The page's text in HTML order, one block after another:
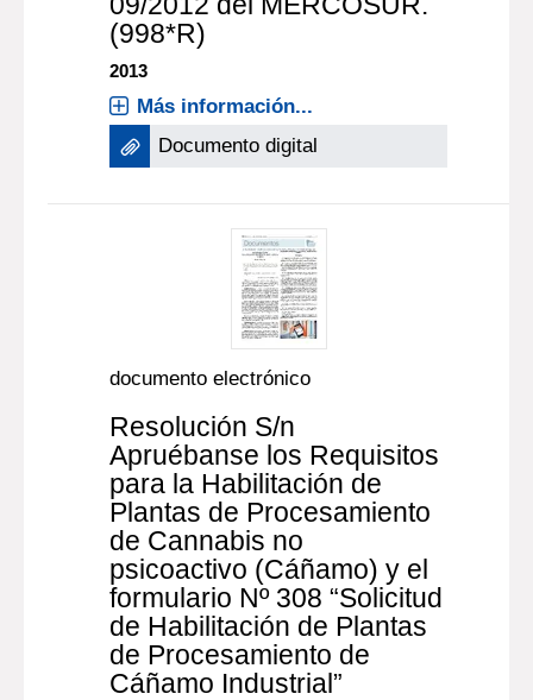
(998*R)
2013
Más información...
Documento digital
documento electrónico
Resolución S/n
Apruébanse los Requisitos
para la Habilitación de
Plantas de Procesamiento
de Cannabis no
psicoactivo (Cáñamo) y el
formulario Nº 308 “Solicitud
de Habilitación de Plantas
de Procesamiento de
Cáñamo Industrial”